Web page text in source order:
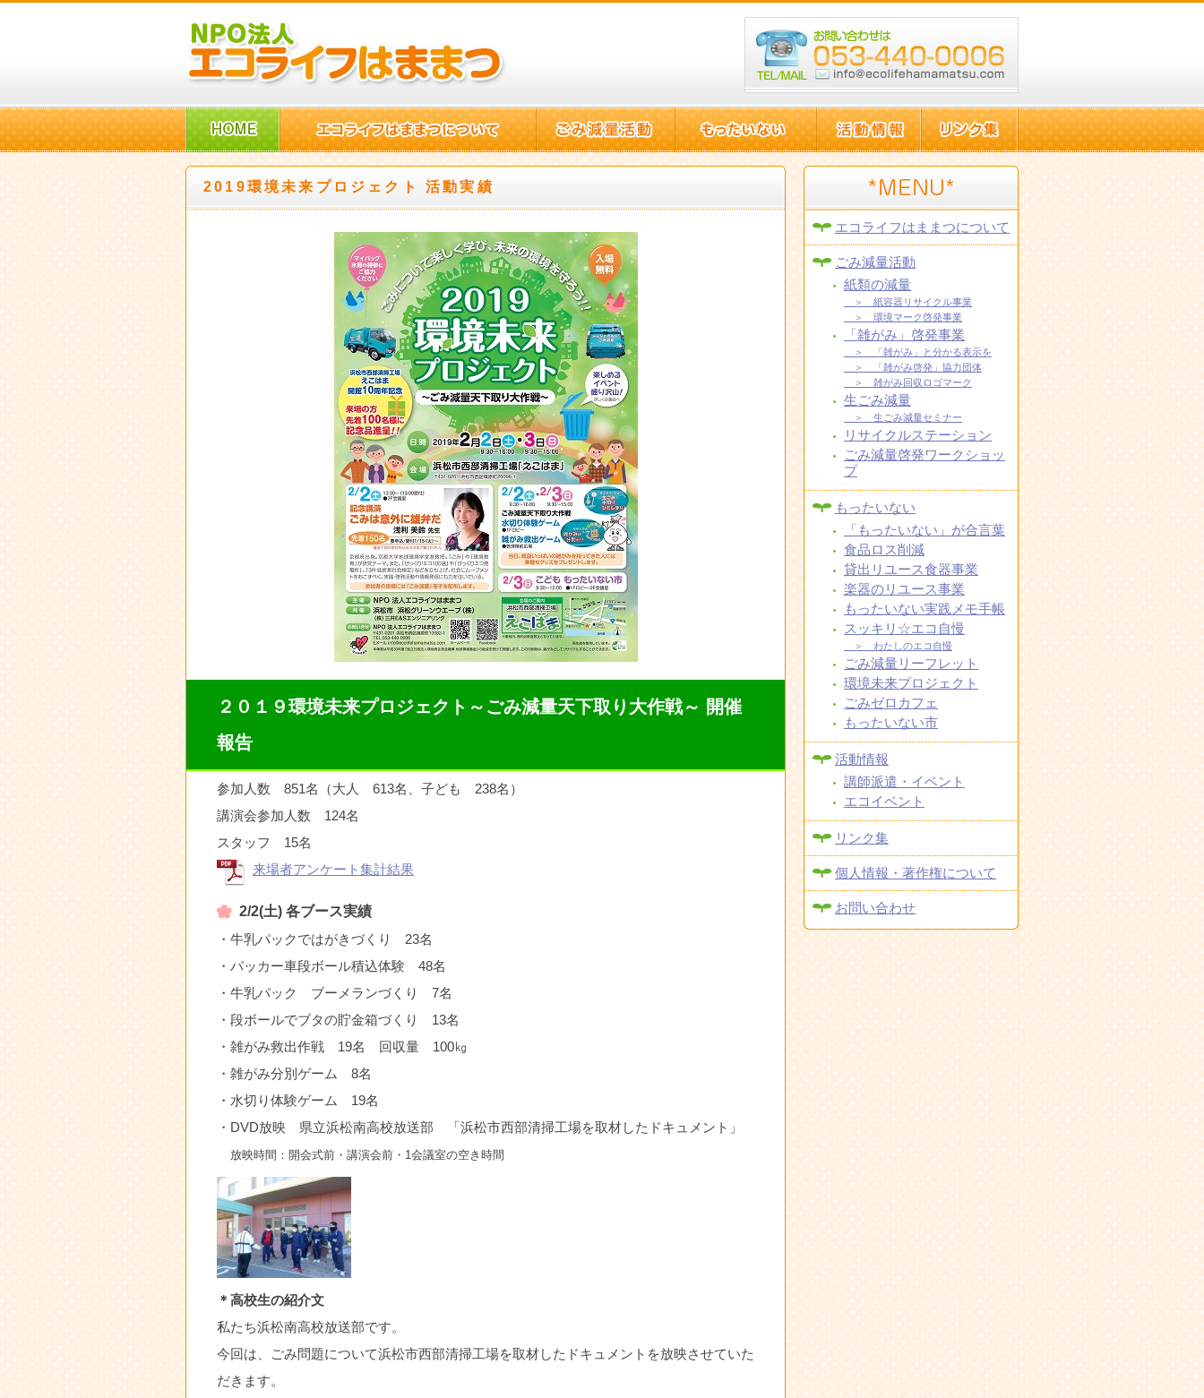
2019環境未来プロジェクト 活動実績
２０１９環境未来プロジェクト～ごみ減量天下取り大作戦～ 開催
報告
参加人数 851名（大人 613名、子ども 238名）
講演会参加人数 124名
スタッフ 15名
来場者アンケート集計結果
2/2(土) 各ブース実績
・牛乳パックではがきづくり 23名
・パッカー車段ボール積込体験 48名
・牛乳パック ブーメランづくり 7名
・段ボールでブタの貯金箱づくり 13名
・雑がみ救出作戦 19名 回収量 100㎏
・雑がみ分別ゲーム 8名
・水切り体験ゲーム 19名
・DVD放映 県立浜松南高校放送部 「浜松市西部清掃工場を取材したドキュメント」
放映時間：開会式前・講演会前・1会議室の空き時間
＊高校生の紹介文
私たち浜松南高校放送部です。
今回は、ごみ問題について浜松市西部清掃工場を取材したドキュメントを放映させていた
だきます。
エコライフはままつについて
ごみ減量活動
紙類の減量
＞ 紙容器リサイクル事業
＞ 環境マーク啓発事業
「雑がみ」啓発事業
＞ 「雑がみ」と分かる表示を
＞ 「雑がみ啓発」協力団体
＞ 雑がみ回収ロゴマーク
生ごみ減量
＞ 生ごみ減量セミナー
リサイクルステーション
ごみ減量啓発ワークショッ
プ
もったいない
「もったいない」が合言葉
食品ロス削減
貸出リユース食器事業
楽器のリユース事業
もったいない実践メモ手帳
スッキリ☆エコ自慢
＞ わたしのエコ自慢
ごみ減量リーフレット
環境未来プロジェクト
ごみゼロカフェ
もったいない市
活動情報
講師派遣・イベント
エコイベント
リンク集
個人情報・著作権について
お問い合わせ